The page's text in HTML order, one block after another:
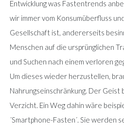
Entwicklung was Fastentrends
wir immer vom Konsumüberfluss
Gesellschaft ist, andererseits
Menschen auf die ursprünglichen
und Suchen nach einem verloren
Um dieses wieder herzustellen,
Nahrungseinschränkung. Der Geist
Verzicht. Ein Weg dahin wäre
´Smartphone-Fasten´. Sie werden